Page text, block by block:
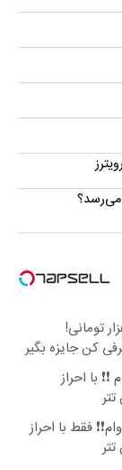
250 هزار تومانی!
کن جایزه بگیر
❗❗ با احراز
وام❗❗ فقط با احراز